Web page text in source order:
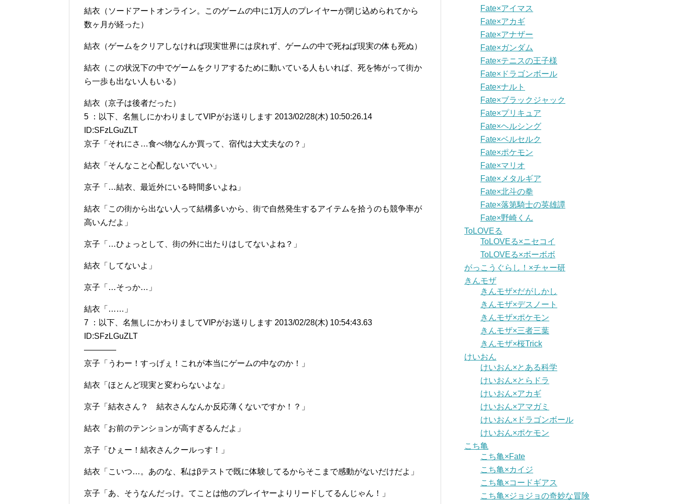
結衣（ソードアートオンライン。このゲームの中に1万人のプレイヤーが閉じ込められてから
数ヶ月が経った）
結衣（ゲームをクリアしなければ現実世界には戻れず、ゲームの中で死ねば現実の体も死ぬ）
結衣（この状況下の中でゲームをクリアするために動いている人もいれば、死を怖がって街か
ら一歩も出ない人もいる）
結衣（京子は後者だった）
5 ：以下、名無しにかわりましてVIPがお送りします 2013/02/28(木) 10:50:26.14
ID:SFzLGuZLT
京子「それにさ…食べ物なんか買って、宿代は大丈夫なの？」
結衣「そんなこと心配しないでいい」
京子「…結衣、最近外にいる時間多いよね」
結衣「この街から出ない人って結構多いから、街で自然発生するアイテムを拾うのも競争率が
高いんだよ」
京子「…ひょっとして、街の外に出たりはしてないよね？」
結衣「してないよ」
京子「…そっか…」
結衣「……」
7 ：以下、名無しにかわりましてVIPがお送りします 2013/02/28(木) 10:54:43.63
ID:SFzLGuZLT
――――
京子「うわー！すっげぇ！これが本当にゲームの中なのか！」
結衣「ほとんど現実と変わらないよな」
京子「結衣さん？ 結衣さんなんか反応薄くないですか！？」
結衣「お前のテンションが高すぎるんだよ」
京子「ひぇー！結衣さんクールっす！」
結衣「こいつ…。あのな、私はβテストで既に体験してるからそこまで感動がないだけだよ」
京子「あ、そうなんだっけ。てことは他のプレイヤーよりリードしてるんじゃん！」
Fate×アイマス
Fate×アカギ
Fate×アナザー
Fate×ガンダム
Fate×テニスの王子様
Fate×ドラゴンボール
Fate×ナルト
Fate×ブラックジャック
Fate×プリキュア
Fate×ヘルシング
Fate×ベルセルク
Fate×ポケモン
Fate×マリオ
Fate×メタルギア
Fate×北斗の拳
Fate×落第騎士の英雄譚
Fate×野崎くん
ToLOVEる
ToLOVEる×ニセコイ
ToLOVEる×ボーボボ
がっこうぐらし！×チャー研
きんモザ
きんモザ×だがしかし
きんモザ×デスノート
きんモザ×ポケモン
きんモザ×三者三葉
きんモザ×桜Trick
けいおん
けいおん×とある科学
けいおん×とらドラ
けいおん×アカギ
けいおん×アマガミ
けいおん×ドラゴンボール
けいおん×ポケモン
こち亀
こち亀×Fate
こち亀×カイジ
こち亀×コードギアス
こち亀×ジョジョの奇妙な冒険